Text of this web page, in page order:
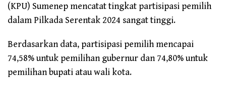
(KPU) Sumenep mencatat tingkat partisipasi pemilih
dalam Pilkada Serentak 2024 sangat tinggi.
Berdasarkan data, partisipasi pemilih mencapai
74,58% untuk pemilihan gubernur dan 74,80% untuk
pemilihan bupati atau wali kota.